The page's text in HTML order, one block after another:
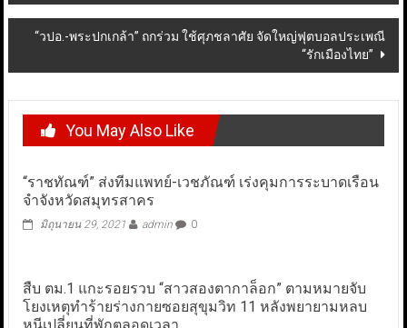
navigation
“วปอ.-พระปกเกล้า” ถกร่วม ใช้ศุภชลาศัย จัดใหญ่ฟุตบอลประเพณี
“รักเมืองไทย”
You May Also Like
“ราชทัณฑ์” ส่งทีมแพทย์-เวชภัณฑ์ เร่งคุมการระบาดเรือน
จำจังหวัดสมุทรสาคร
มิถุนายน 29, 2021 admin 0
สืบ ตม.1 แกะรอยรวบ “สาวสองตากาล็อก” ตามหมายจับ
โยงเหตุทำร้ายร่างกายซอยสุขุมวิท 11 หลังพยายามหลบ